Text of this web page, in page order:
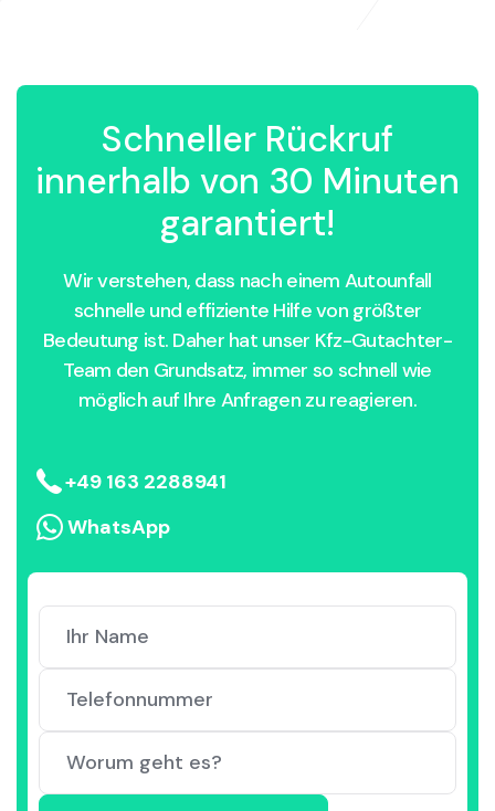
Schneller Rückruf
innerhalb von 30 Minuten
garantiert!
Wir verstehen, dass nach einem Autounfall
schnelle und effiziente Hilfe von größter
Bedeutung ist. Daher hat unser Kfz-Gutachter-
Team den Grundsatz, immer so schnell wie
möglich auf Ihre Anfragen zu reagieren.
+49 163 2288941
WhatsApp